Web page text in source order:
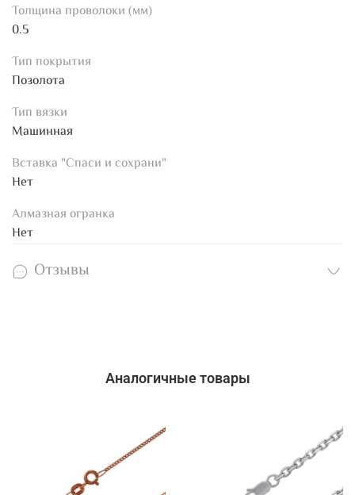
Толщина проволоки (мм)
0.5
Тип покрытия
Позолота
Тип вязки
Машинная
Вставка "Спаси и сохрани"
Нет
Алмазная огранка
Нет
Отзывы
Аналогичные товары